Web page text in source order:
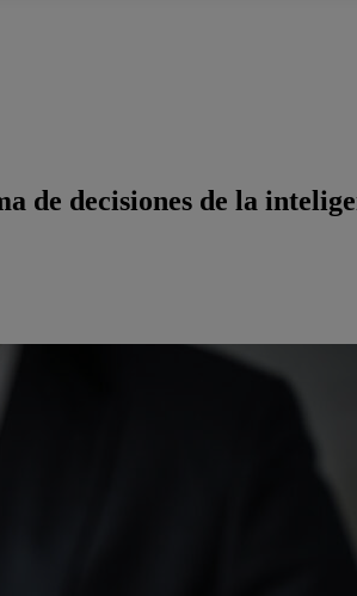
de decisiones de la